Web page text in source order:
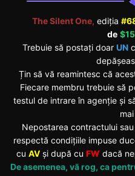
The Silent One, ediția
de
Trebuie să postați doar UN
Țin să vă reamintesc că
Fiecare membru trebuie să
testul de intrare în agenție și
Nepostarea contractului
respectă condițiile impuse
cu AVși după cu FW dacă
De asemenea, vă rog, ca